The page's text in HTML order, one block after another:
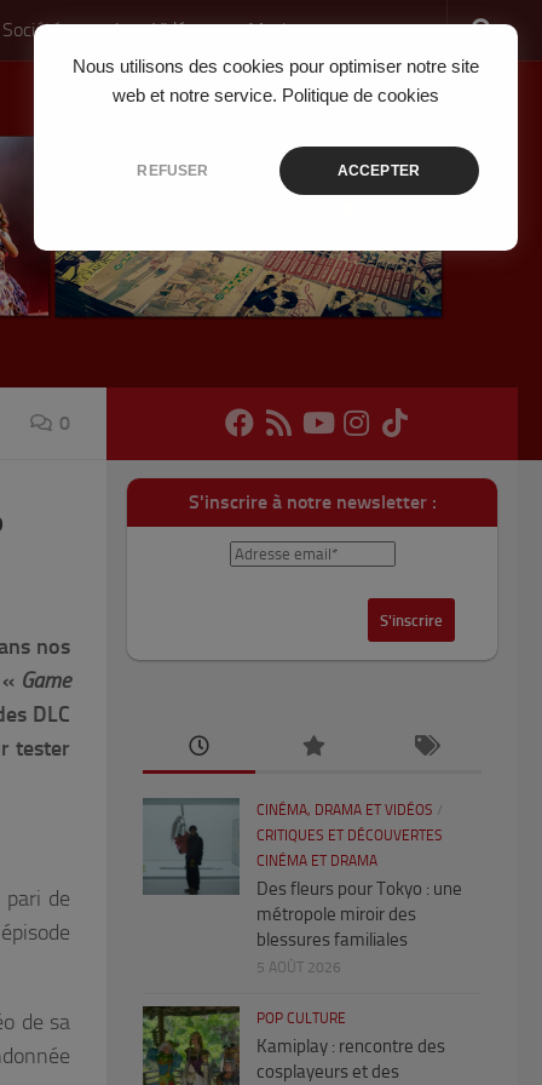
Nous utilisons des cookies pour optimiser notre site
web et notre service. Politique de cookies
REFUSER ACCEPTER
Jeux Vidéo Musique
0
nos
Game
DLC
tester
de
de sa
S'inscrire à notre newsletter :
CINÉMA, DRAMA ET VIDÉOS /
CRITIQUES ET DÉCOUVERTES
CINÉMA ET DRAMA
Des fleurs pour Tokyo : une
métropole miroir des
blessures familiales
5 AOÛT 2026
POP CULTURE
Kamiplay : rencontre des
cosplayeurs et des